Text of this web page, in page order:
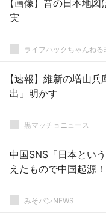
【画像】昔の日本地
実
ライフハックちゃんねる
【速報】維新の増山
出」明かす
黒マッチョニュース
中国SNS「日本とい
えたもので中国起源！
みそパンNEWS